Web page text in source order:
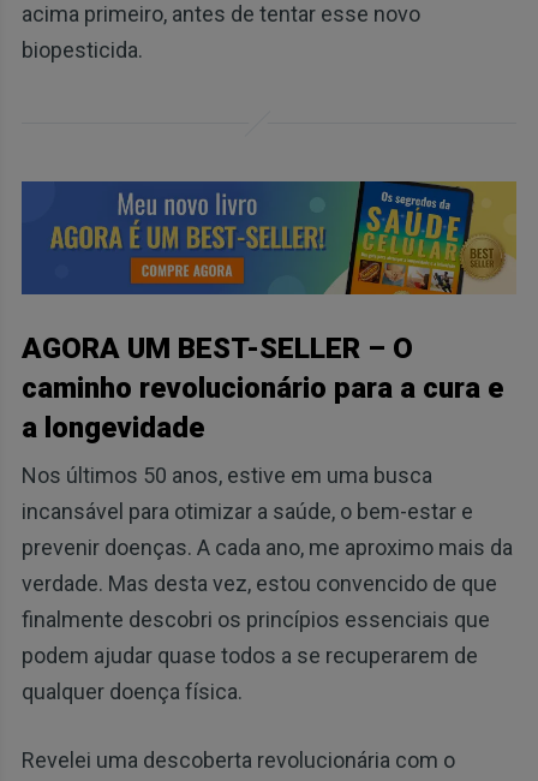
acima primeiro, antes de tentar esse novo
biopesticida.
AGORA UM BEST-SELLER – O
caminho revolucionário para a cura e
a longevidade
Nos últimos 50 anos, estive em uma busca
incansável para otimizar a saúde, o bem-estar e
prevenir doenças. A cada ano, me aproximo mais da
verdade. Mas desta vez, estou convencido de que
finalmente descobri os princípios essenciais que
podem ajudar quase todos a se recuperarem de
qualquer doença física.
Revelei uma descoberta revolucionária com o